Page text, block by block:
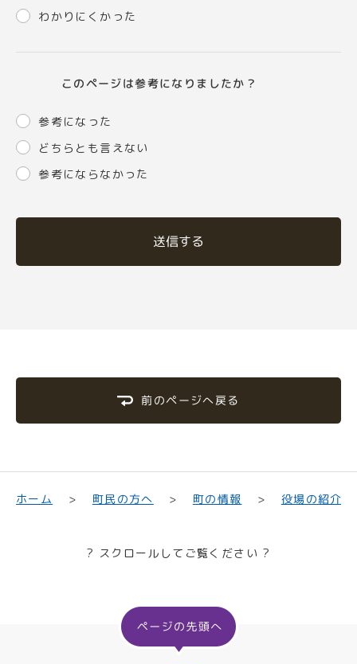
わかりにくかった
このページは参考になりましたか？
参考になった
どちらとも言えない
参考にならなかった
送信する
前のページへ戻る
ホーム 町民の方へ 町の情報 役場の紹介
? スクロールしてご覧ください ?